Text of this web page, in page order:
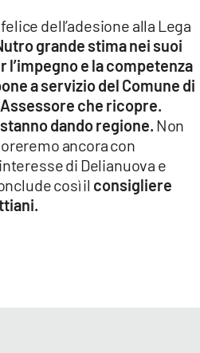
dell’adesione alla Lega
grande stima nei suoi
e la competenza
a servizio del Comune di
che ricopre.
dando regione. Non
ancora con
di Delianuova e
così il consigliere